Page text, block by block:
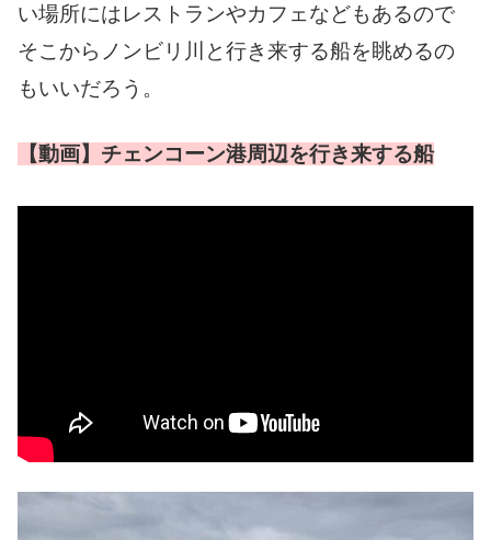
い場所にはレストランやカフェなどもあるので
そこからノンビリ川と行き来する船を眺めるの
もいいだろう。
【動画】チェンコーン港周辺を行き来する船